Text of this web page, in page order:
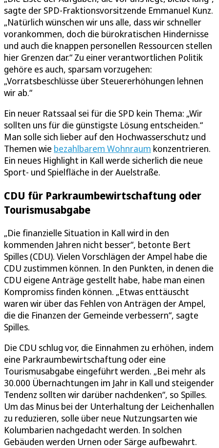
sagte der SPD-Fraktionsvorsitzende Emmanuel Kunz.
„Natürlich wünschen wir uns alle, dass wir schneller
vorankommen, doch die bürokratischen Hindernisse
und auch die knappen personellen Ressourcen stellen
hier Grenzen dar.“ Zu einer verantwortlichen Politik
gehöre es auch, sparsam vorzugehen:
„Vorratsbeschlüsse über Steuererhöhungen lehnen
wir ab.“
Ein neuer Ratssaal sei für die SPD kein Thema: „Wir
sollten uns für die günstigste Lösung entscheiden.“
Man solle sich lieber auf den Hochwasserschutz und
Themen wie bezahlbarem Wohnraum konzentrieren.
Ein neues Highlight in Kall werde sicherlich die neue
Sport- und Spielfläche in der Auelstraße.
CDU für Parkraumbewirtschaftung oder
Tourismusabgabe
„Die finanzielle Situation in Kall wird in den
kommenden Jahren nicht besser“, betonte Bert
Spilles (CDU). Vielen Vorschlägen der Ampel habe die
CDU zustimmen können. In den Punkten, in denen die
CDU eigene Anträge gestellt habe, habe man einen
Kompromiss finden können. „Etwas enttäuscht
waren wir über das Fehlen von Anträgen der Ampel,
die die Finanzen der Gemeinde verbessern“, sagte
Spilles.
Die CDU schlug vor, die Einnahmen zu erhöhen, indem
eine Parkraumbewirtschaftung oder eine
Tourismusabgabe eingeführt werden. „Bei mehr als
30.000 Übernachtungen im Jahr in Kall und steigender
Tendenz sollten wir darüber nachdenken“, so Spilles.
Um das Minus bei der Unterhaltung der Leichenhallen
zu reduzieren, solle über neue Nutzungsarten wie
Kolumbarien nachgedacht werden. In solchen
Gebäuden werden Urnen oder Särge aufbewahrt.